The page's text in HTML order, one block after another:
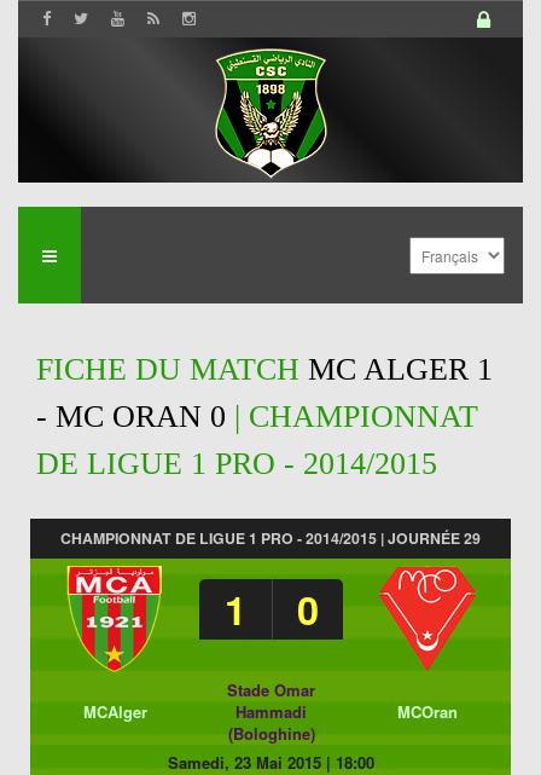
FICHE DU MATCH MC ALGER 1
- MC ORAN 0 | CHAMPIONNAT
DE LIGUE 1 PRO - 2014/2015
CHAMPIONNAT DE LIGUE 1 PRO - 2014/2015 | JOURNÉE 29
1 0
MCAlger
Stade Omar
Hammadi
(Bologhine)
MCOran
Samedi, 23 Mai 2015| 18:00